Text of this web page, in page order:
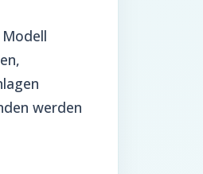
werden